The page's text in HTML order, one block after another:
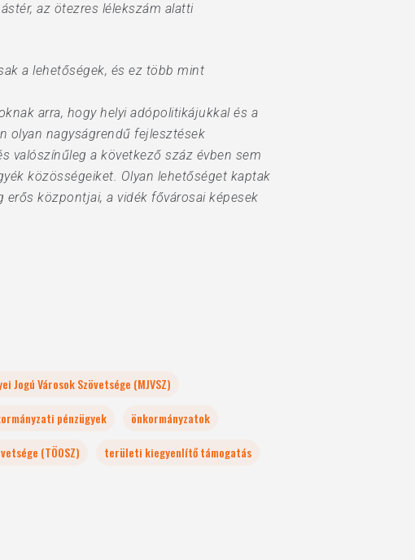
az ötezres lélekszám alatti
a lehetőségek, és ez több mint
arra, hogy helyi adópolitikájukkal és a
olyan nagyságrendű fejlesztések
valószínűleg a következő száz évben sem
közösségeiket. Olyan lehetőséget kaptak
központjai, a vidék fővárosai képesek
Jogú Városok Szövetsége (MJVSZ)
pénzügyek
önkormányzatok
(TÖOSZ) területi kiegyenlítő támogatás